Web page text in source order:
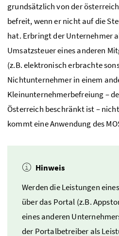
grundsätzlich von der
befreit, wenn er nicht auf die
hat. Erbringt der Unternehmer
Umsatzsteuer eines anderen
(z.B.elektronisch erbrachte
Nichtunternehmer in einem
Kleinunternehmerbefreiung –
Österreich beschränkt ist –
kommt eine Anwendung des
Hinweis
Werden die Leistungen
über das Portal (z.B.
eines anderen
der Portalbetreiber als